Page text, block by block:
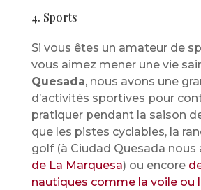
4. Sports
Si vous êtes un amateur de
vous aimez mener une vie
Quesada, nous avons une
d’activités sportives pour
pratiquer pendant la saison
que les pistes cyclables, la
golf (à Ciudad Quesada nous
de La Marquesa) ou encore
nautiques comme la voile ou